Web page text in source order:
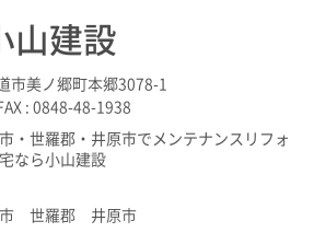
山建設
市美ノ郷町本郷3078-1
: 0848-48-1938
・世羅郡・井原市でメンテナンスリフォ
なら小山建設
世羅郡 井原市